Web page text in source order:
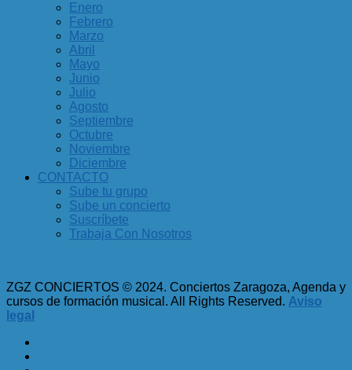
Enero
Febrero
Marzo
Abril
Mayo
Junio
Julio
Agosto
Septiembre
Octubre
Noviembre
Diciembre
CONTACTO
Sube tu grupo
Sube un concierto
Suscríbete
Trabaja Con Nosotros
ZGZ CONCIERTOS © 2024. Conciertos Zaragoza, Agenda y
cursos de formación musical. All Rights Reserved. Aviso
legal